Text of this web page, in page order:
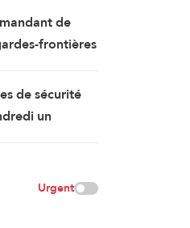
difficultés
travaux sont
une voie
imminent.
de
frontières
embuscade à
au nord-
de sécurité
un
dans laUrgent